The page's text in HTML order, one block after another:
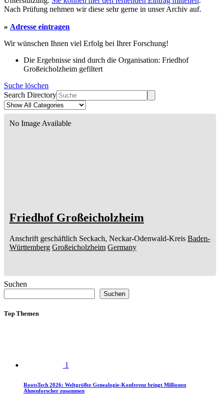
Nach Prüfung nehmen wir diese sehr gerne in unser Archiv auf.
» Adresse eintragen
Wir wünschen Ihnen viel Erfolg bei Ihrer Forschung!
Die Ergebnisse sind durch die Organisation: Friedhof
Großeicholzheim gefiltert
Suche löschen
Search Directory
No Image Available
Friedhof Großeicholzheim
Anschrift geschäftlich Seckach, Neckar-Odenwald-Kreis Baden-
Württemberg Großeicholzheim Germany
Suchen
Suchen
Top Themen
1
RootsTech 2026: Weltgrößte Genealogie-Konferenz bringt Millionen
Ahnenforscher zusammen